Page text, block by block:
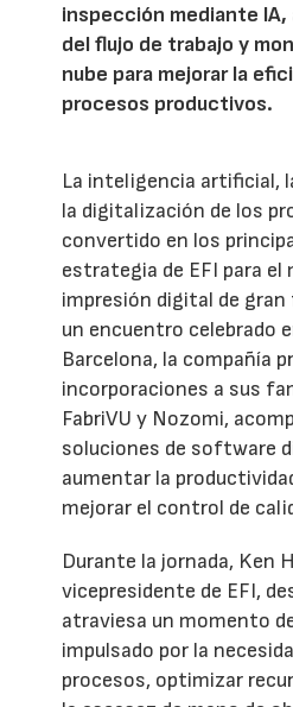
inspección mediante
del flujo de trabajo y
nube para mejorar la
procesos productivos.
La inteligencia artificial,
la digitalización de los
convertido en los
estrategia de EFI para el
impresión digital de
un encuentro celebrado
Barcelona, la compañía
incorporaciones a sus
FabriVU y Nozomi,
soluciones de software
aumentar la
mejorar el control de
Durante la jornada, Ken
vicepresidente de EFI,
atraviesa un momento
impulsado por la
procesos, optimizar